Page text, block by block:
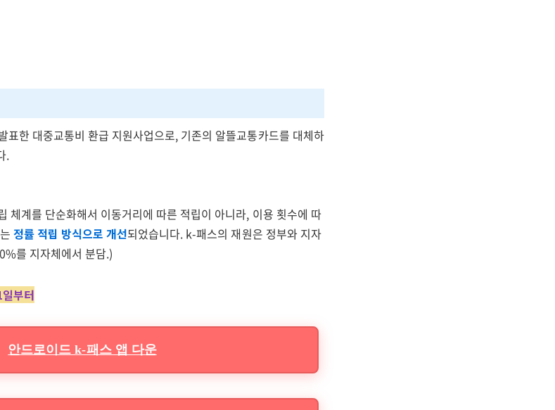
표한 대중교통비 환급 지원사업으로, 기존의 알뜰교통카드를 대체하
.
체계를 단순화해서 이동거리에 따른 적립이 아니라, 이용 횟수에 따
정률 적립 방식으로 개선되었습니다. k-패스의 재원은 정부와 지자
를 지자체에서 분담.)
부터
안드로이드 k-패스 앱 다운